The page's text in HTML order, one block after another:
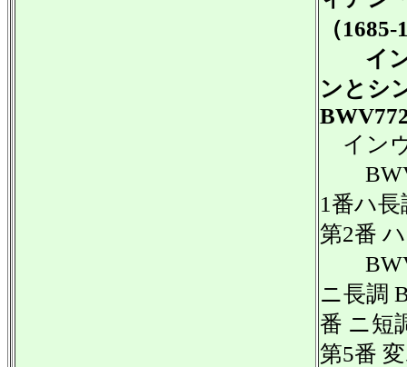
（
イン
ンとシ
イン
BWV
1番ハ長
第2番
BWV
ニ長調
番 ニ短
第5番